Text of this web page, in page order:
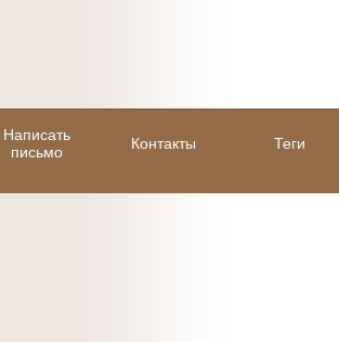
Написать
письмо
Контакты Теги